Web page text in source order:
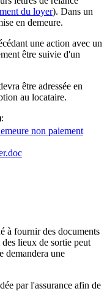
du loyer). Dans un
en demeure.
une action avec un
être suivie d'un
être adressée en
au locataire.
à fournir des documents
lieux de sortie peut
demandera une
par l'assurance afin de